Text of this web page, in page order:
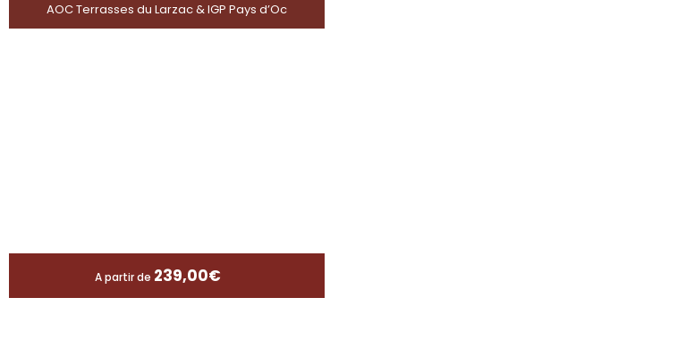
AOC Terrasses du Larzac & IGP Pays d’Oc
A partir de 239,00€